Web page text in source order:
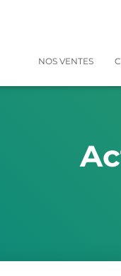
NOS VENTES